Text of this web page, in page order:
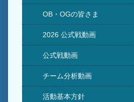
OB・OGの皆さま
2026 公式戦動画
公式戦動画
チーム分析動画
活動基本方針